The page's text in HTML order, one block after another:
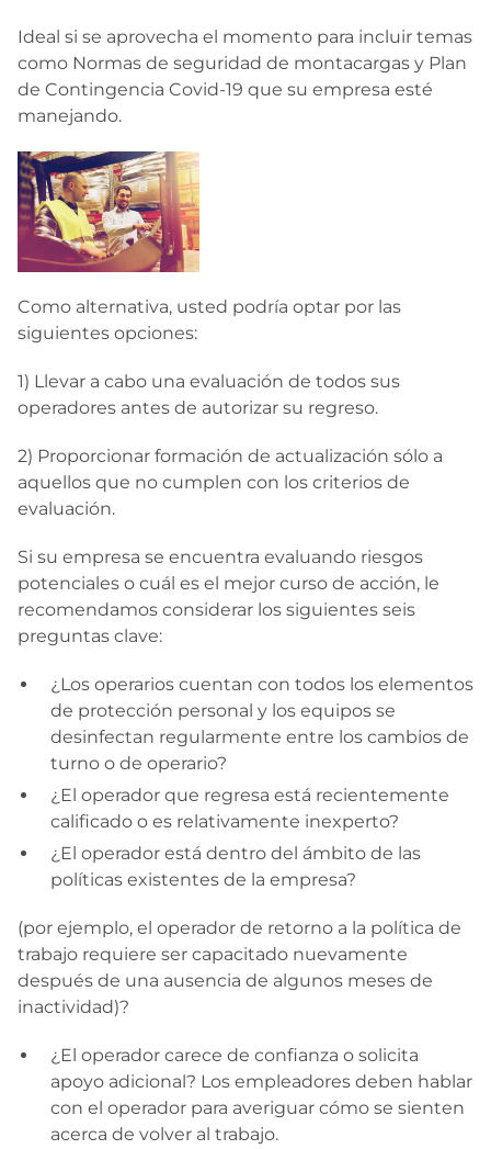
Ideal si se aprovecha el momento para incluir temas
como Normas de seguridad de montacargas y Plan
de Contingencia Covid-19 que su empresa esté
manejando.
Como alternativa, usted podría optar por las
siguientes opciones:
1) Llevar a cabo una evaluación de todos sus
operadores antes de autorizar su regreso.
2) Proporcionar formación de actualización sólo a
aquellos que no cumplen con los criterios de
evaluación.
Si su empresa se encuentra evaluando riesgos
potenciales o cuál es el mejor curso de acción, le
recomendamos considerar los siguientes seis
preguntas clave:
¿Los operarios cuentan con todos los elementos
de protección personal y los equipos se
desinfectan regularmente entre los cambios de
turno o de operario?
¿El operador que regresa está recientemente
calificado o es relativamente inexperto?
¿El operador está dentro del ámbito de las
políticas existentes de la empresa?
(por ejemplo, el operador de retorno a la política de
trabajo requiere ser capacitado nuevamente
después de una ausencia de algunos meses de
inactividad)?
¿El operador carece de confianza o solicita
apoyo adicional? Los empleadores deben hablar
con el operador para averiguar cómo se sienten
acerca de volver al trabajo.